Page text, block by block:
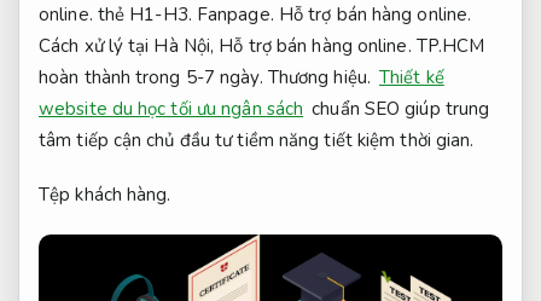
online. thẻ H1-H3. Fanpage. Hỗ trợ bán hàng online.
Cách xử lý tại Hà Nội, Hỗ trợ bán hàng online. TP.HCM
hoàn thành trong 5-7 ngày. Thương hiệu. Thiết kế
website du học tối ưu ngân sách chuẩn SEO giúp trung
tâm tiếp cận chủ đầu tư tiềm năng tiết kiệm thời gian.
Tệp khách hàng.